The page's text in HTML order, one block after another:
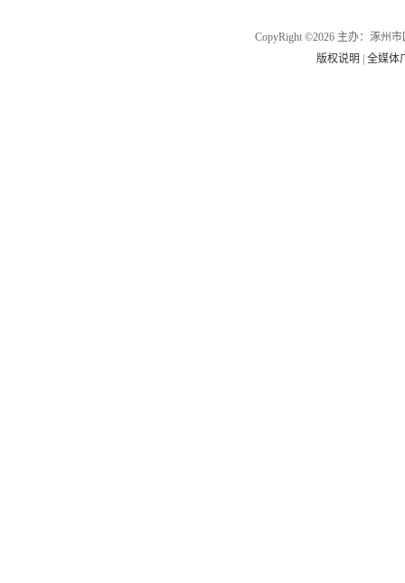
CopyRight ©2026 主办：涿州
版权说明
|全媒体